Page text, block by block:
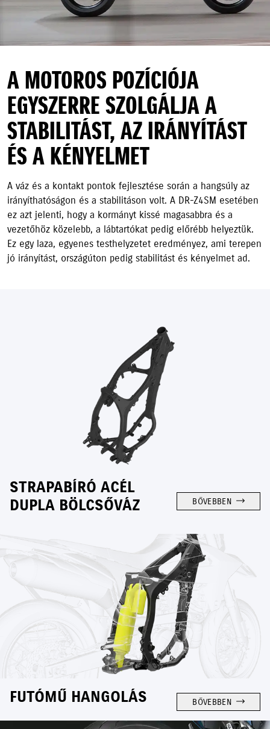
A MOTOROS POZÍCIÓJA
EGYSZERRE SZOLGÁLJA A
STABILITÁST, AZ IRÁNYÍTÁST
ÉS A KÉNYELMET
A váz és a kontakt pontok fejlesztése során a hangsúly az
irányíthatóságon és a stabilitáson volt. A DR-Z4SM esetében
ez azt jelenti, hogy a kormányt kissé magasabbra és a
vezetőhöz közelebb, a lábtartókat pedig előrébb helyeztük.
Ez egy laza, egyenes testhelyzetet eredményez, ami terepen
jó irányítást, országúton pedig stabilitást és kényelmet ad.
STRAPABÍRÓ ACÉL
DUPLA BÖLCSŐVÁZ
BŐVEBBEN
FUTÓMŰ HANGOLÁS BŐVEBBEN